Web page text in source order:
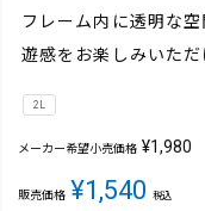
フレーム内に透明な
遊感をお楽しみいただ
2L
メーカー希望小売価格 ¥1,980
販売価格 ¥1,540 税込